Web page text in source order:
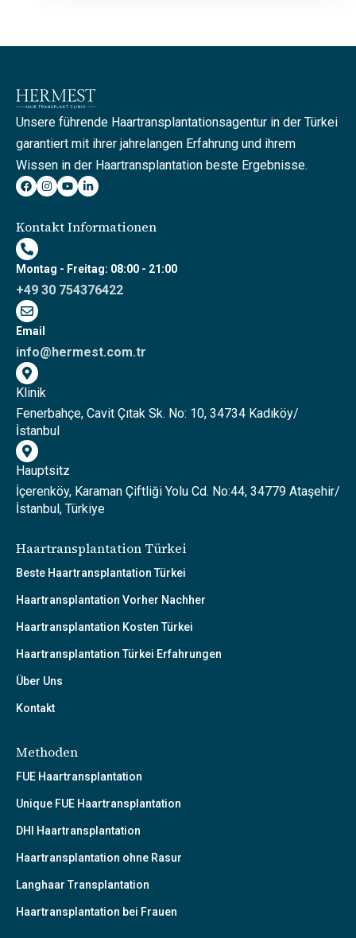
Unsere führende Haartransplantationsagentur in der Türkei
garantiert mit ihrer jahrelangen Erfahrung und ihrem
Wissen in der Haartransplantation beste Ergebnisse.
Kontakt Informationen
Montag - Freitag: 08:00 - 21:00
+49 30 754376422
Email
info@hermest.com.tr
Klinik
Fenerbahçe, Cavit Çıtak Sk. No: 10, 34734 Kadıköy/
İstanbul
Hauptsitz
İçerenköy, Karaman Çiftliği Yolu Cd. No:44, 34779 Ataşehir/
İstanbul, Türkiye
Haartransplantation Türkei
Beste Haartransplantation Türkei
Haartransplantation Vorher Nachher
Haartransplantation Kosten Türkei
Haartransplantation Türkei Erfahrungen
Über Uns
Kontakt
Methoden
FUE Haartransplantation
Unique FUE Haartransplantation
DHI Haartransplantation
Haartransplantation ohne Rasur
Langhaar Transplantation
Haartransplantation bei Frauen